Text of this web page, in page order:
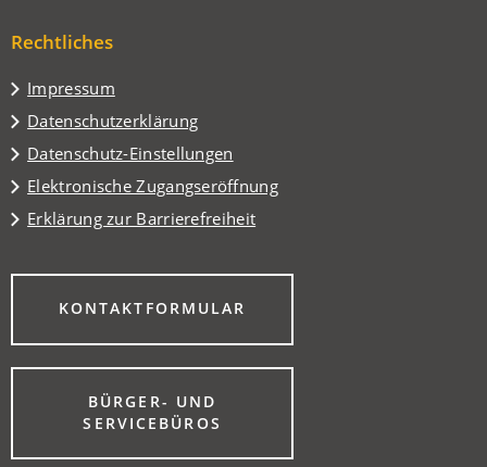
Tab)
neuen
Rechtliches
Impressum
Datenschutzerklärung
Datenschutz-Einstellungen
Elektronische Zugangseröffnung
Erklärung zur Barrierefreiheit
KONTAKTFORMULAR
(ÖFFNET
EINEM
NEUEN
BÜRGER- UND
SERVICEBÜROS
(ÖFFNET